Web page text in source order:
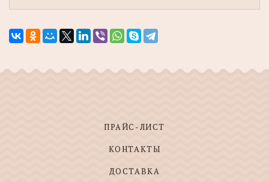
ПРАЙС-ЛИСТ
КОНТАКТЫ
ДОСТАВКА